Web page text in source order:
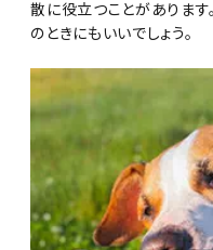
散に役立つことがあります
のときにもいいでしょう。